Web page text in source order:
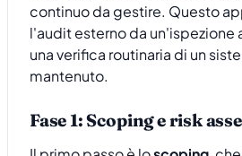
continuo da gestire. Questo
l'audit esterno da un'ispezione
una verifica routinaria di un
mantenuto.
Fase 1: Scoping e risk